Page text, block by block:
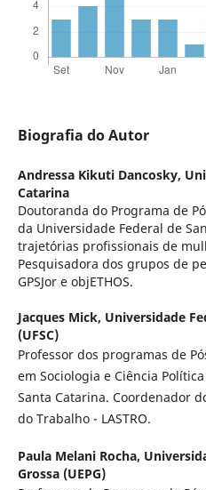
Biografia do Autor
Andressa Kikuti Dancosky,
Catarina
Doutoranda do Programa de
da Universidade Federal de
trajetórias profissionais de
Pesquisadora dos grupos de
GPSJor e objETHOS.
Jacques Mick, Universidade
(UFSC)
Professor dos programas de
em Sociologia e Ciência
Santa Catarina. Coordenador
do Trabalho - LASTRO.
Paula Melani Rocha,
Grossa (UEPG)